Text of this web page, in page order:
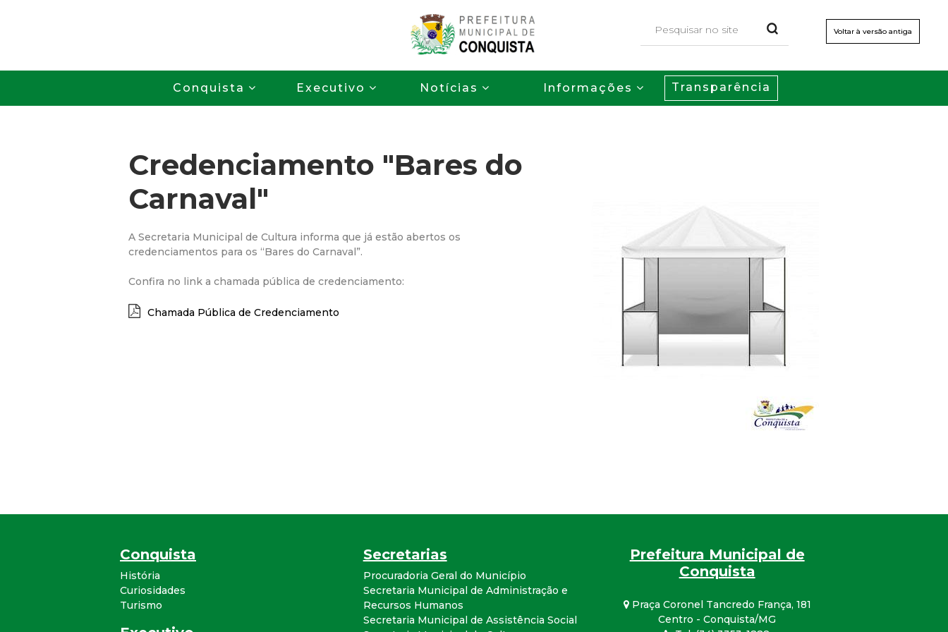
para
o
conteúdo
principal
Voltar à versão antiga
P
r
f
i
t
i
c
i
p
Conquista Executivo Notícias Informações Transparência
Credenciamento "Bares do
Carnaval"
A Secretaria Municipal de Cultura informa que já estão abertos os
credenciamentos para os “Bares do Carnaval”.
Confira no link a chamada pública de credenciamento:
Chamada Pública de Credenciamento
Conquista
História
Curiosidades
Turismo
Secretarias
Procuradoria Geral do Município
Secretaria Municipal de Administração e
Recursos Humanos
Secretaria Municipal de Assistência Social
Prefeitura Municipal de
Conquista
Praça Coronel Tancredo França, 181
Centro - Conquista/MG